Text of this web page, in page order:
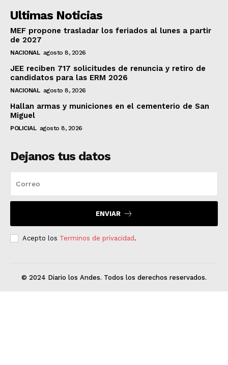
Ultimas Noticias
MEF propone trasladar los feriados al lunes a partir
de 2027
NACIONAL agosto 8, 2026
JEE reciben 717 solicitudes de renuncia y retiro de
candidatos para las ERM 2026
NACIONAL agosto 8, 2026
Hallan armas y municiones en el cementerio de San
Miguel
POLICIAL agosto 8, 2026
Dejanos tus datos
ENVIAR
Acepto los Terminos de privacidad.
© 2024 Diario los Andes. Todos los derechos reservados.